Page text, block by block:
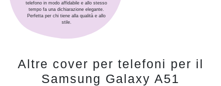
telefono in modo affidabile e allo stesso
tempo fa una dichiarazione elegante.
Perfetta per chi tiene alla qualità e allo
stile.
Altre cover per telefoni per il
Samsung Galaxy A51